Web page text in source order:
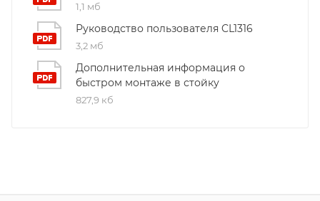
1,1 мб
Руководство пользователя CL1316
3,2 мб
Дополнительная информация о
быстром монтаже в стойку
827,9 кб